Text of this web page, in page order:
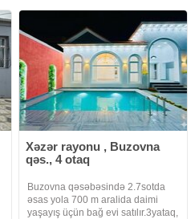
Xəzər rayonu , Buzovna
qəs., 4 otaq
Buzovna qəsəbəsində 2.7sotda
əsas yola 700 m aralida daimi
yaşayış üçün bağ evi satılır.3yataq,